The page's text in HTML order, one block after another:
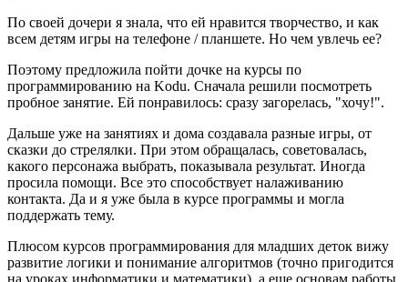
По своей дочери я знала, что ей нравится творчество, и как
всем детям игры на телефоне / планшете. Но чем увлечь ее?
Поэтому предложила пойти дочке на курсы по
программированию на Kodu. Сначала решили посмотреть
пробное занятие. Ей понравилось: сразу загорелась, "хочу!".
Дальше уже на занятиях и дома создавала разные игры, от
сказки до стрелялки. При этом обращалась, советовалась,
какого персонажа выбрать, показывала результат. Иногда
просила помощи. Все это способствует налаживанию
контакта. Да и я уже была в курсе программы и могла
поддержать тему.
Плюсом курсов программирования для младших деток вижу
развитие логики и понимание алгоритмов (точно пригодится
на уроках информатики и математики), а еще основам работы